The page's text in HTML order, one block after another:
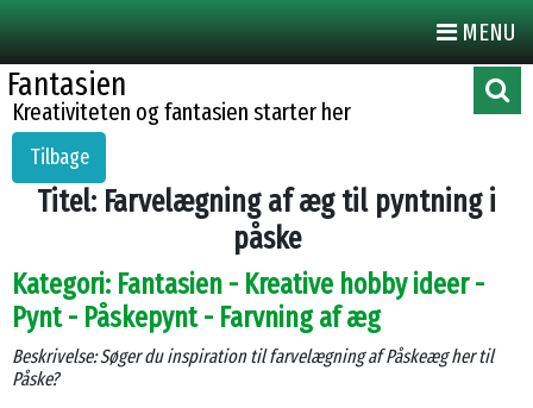
Fantasien
Kreativiteten og fantasien starter her
MENU
Tilbage
Titel: Farvelægning af æg til pyntning i
påske
Kategori: Fantasien - Kreative hobby ideer -
Pynt - Påskepynt - Farvning af æg
Beskrivelse: Søger du inspiration til farvelægning af Påskeæg her til
Påske?